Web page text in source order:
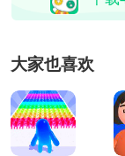
大家也喜欢